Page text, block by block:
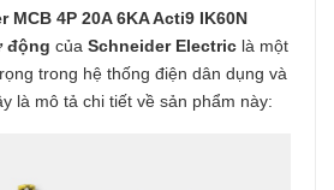
MCB 4P 20A 6KA Acti9 IK60N
động của Schneider Electric là một
trong hệ thống điện dân dụng và
là mô tả chi tiết về sản phẩm này: